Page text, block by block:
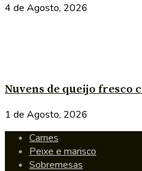
4 de Agosto, 2026
Nuvens de queijo fresco
1 de Agosto, 2026
Carnes
Peixe e marisco
Sobremesas